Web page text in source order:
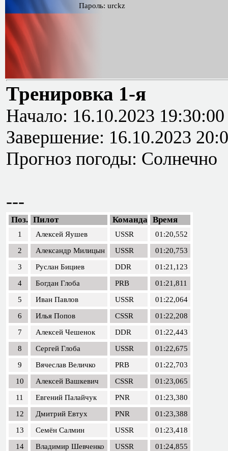
Пароль: urckz
Тренировка 1-я
Начало: 16.10.2023 19:30:00
Завершение: 16.10.2023
Прогноз погоды: Солнечно
---
Поз. Пилот Команда Время
1 Алексей Яушев USSR
01:20,552
2
Александр Милицын USSR
01:20,753
3
Руслан Бициев DDR
01:21,123
4
Богдан Глоба PRB
01:21,811
5
Иван Павлов USSR
01:22,064
6
Илья Попов CSSR
01:22,208
7
Алексей Чешенок DDR
01:22,443
8
Сергей Глоба USSR
01:22,675
9
Вячеслав Величко PRB
01:22,703
10
Алексей Вашкевич CSSR
01:23,065
11
Евгений Палайчук PNR
01:23,380
12
Дмитрий Евтух PNR
01:23,388
13
Семён Салмин USSR
01:23,418
14
Владимир Шевченко USSR
01:24,855